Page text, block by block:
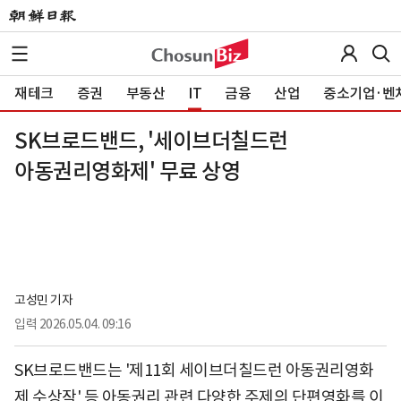
재테크 증권 부동산 IT 금융 산업 중소기업·벤
SK브로드밴드, '세이브더칠드런
아동권리영화제' 무료 상영
고성민 기자
입력 2026.05.04. 09:16
SK브로드밴드는 '제11회 세이브더칠드런 아동권리영화
제 수상작' 등 아동권리 관련 다양한 주제의 단편영화를 이